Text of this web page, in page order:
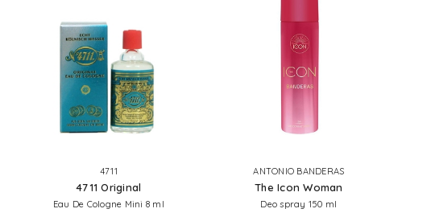
4711
4711 Original
Eau De Cologne Mini 8 ml
ANTONIO BANDERAS
The Icon Woman
Deo spray 150 ml